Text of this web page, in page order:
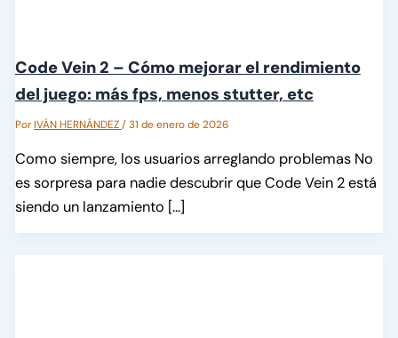
Code Vein 2 – Cómo mejorar el rendimiento
del juego: más fps, menos stutter, etc
PorIVÁN HERNÁNDEZ/31 de enero de 2026
Como siempre, los usuarios arreglando problemas No
es sorpresa para nadie descubrir que Code Vein 2 está
siendo un lanzamiento […]